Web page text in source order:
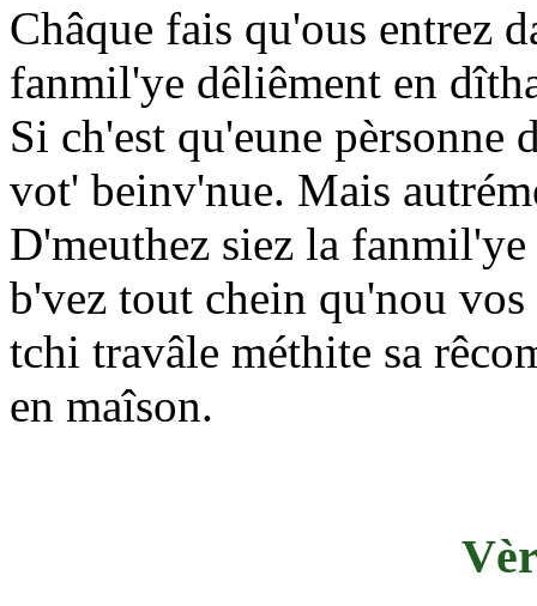
Châque fais qu'ous entrez
fanmil'ye dêliêment en
Si ch'est qu'eune
vot' beinv'nue. Mais
D'meuthez siez la
b'vez tout chein qu'nou
tchi travâle méthite sa
en maîson.